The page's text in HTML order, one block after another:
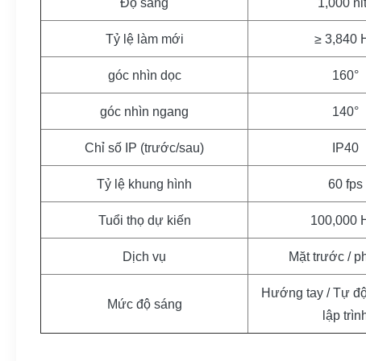
Độ sáng 1,000
Tỷ lệ làm mới ≥ 3,840
góc nhìn dọc 160°
góc nhìn ngang 140°
Chỉ số IP (trước/sau) IP40
Tỷ lệ khung hình 60 fps
Tuổi thọ dự kiến 100,000
Dịch vụ Mặt trước /
Mức độ sáng
Hướng tay / Tự
lập